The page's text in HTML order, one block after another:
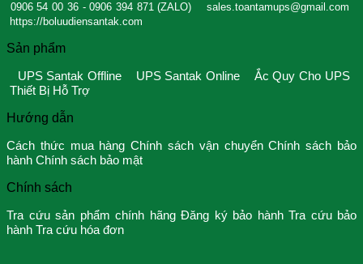
0906 54 00 36 - 0906 394 871 (ZALO)
sales.toantamups@gmail.com
https://boluudiensantak.com
Sản phẩm
UPS Santak Offline UPS Santak Online
Ắc Quy Cho UPS
Thiết Bị Hỗ Trợ
Hướng dẫn
Cách thức mua hàngChính sách vận chuyểnChính sách bảo
hành Chính sách bảo mật
Chính sách
Tra cứu sản phẩm chính hãng Đăng ký bảo hành Tra cứu bảo
hành Tra cứu hóa đơn